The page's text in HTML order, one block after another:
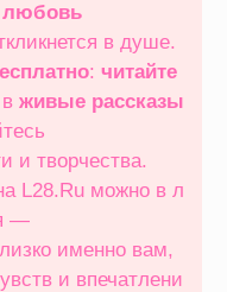
любовь
в душе.
: читайте
живые рассказы
и творчества.
L28.Ru можно в л
—
именно вам,
и впечатлени